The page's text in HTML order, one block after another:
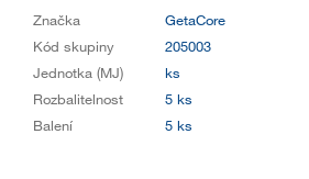
Značka
GetaCore
Kód skupiny
205003
Jednotka (MJ)
ks
Rozbalitelnost
5 ks
Balení
5 ks